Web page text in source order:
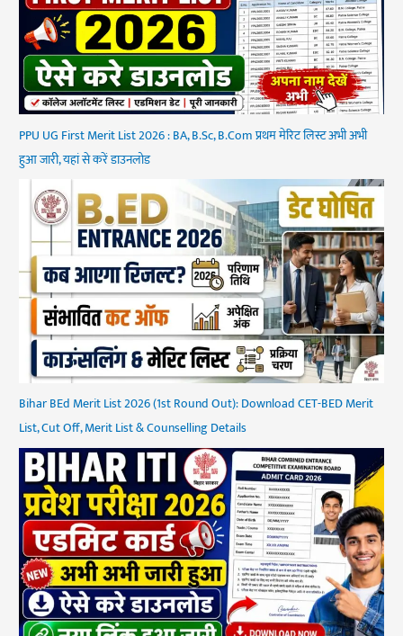
PPU UG First Merit List 2026 : BA, B.Sc, B.Com प्रथम मेरिट लिस्ट अभी अभी
हुआ जारी, यहां से करें डाउनलोड
Bihar BEd Merit List 2026 (1st Round Out): Download CET-BED Merit
List, Cut Off, Merit List & Counselling Details